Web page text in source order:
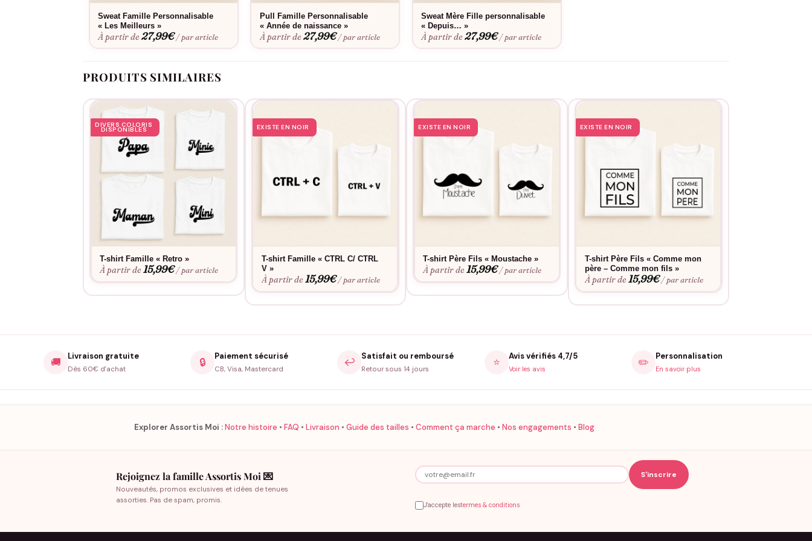
conservent leur forme et leur douceur lavage après lavage, pour que votre complicité reste intacte dans le temps.
Sweat Famille Personnalisable
« Les Meilleurs »
À partir de27,99€ / par article
Pull Famille Personnalisable
« Année de naissance »
À partir de27,99€ / par article
Sweat Mère Fille personnalisable
« Depuis… »
À partir de27,99€ / par article
PRODUITS SIMILAIRES
DIVERS COLORIS
DISPONIBLES
T-shirt Famille « Retro »
À partir de15,99€ / par article
EXISTE EN NOIR
T-shirt Famille « CTRL C/ CTRL
V »
À partir de15,99€ / par article
EXISTE EN NOIR
T-shirt Père Fils « Moustache »
À partir de15,99€ / par article
EXISTE EN NOIR
T-shirt Père Fils « Comme mon
père – Comme mon fils »
À partir de15,99€ / par article
🚚 Livraison gratuite
Dès 60€ d'achat
🔒 Paiement sécurisé
CB, Visa, Mastercard
↩️ Satisfait ou remboursé
Retour sous 14 jours
⭐ Avis vérifiés 4,7/5
Voir les avis ✏️ Personnalisation
En savoir plus
Explorer Assortis Moi :Notre histoire • FAQ • Livraison • Guide des tailles • Comment ça marche • Nos engagements • Blog
Rejoignez la famille Assortis Moi 💌
Nouveautés, promos exclusives et idées de tenues
assorties. Pas de spam, promis.
J'accepte lestermes & conditions